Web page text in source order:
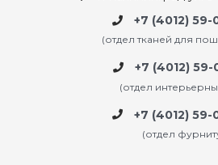
+7 (4012) 59-
(отдел тканей для
+7 (4012) 59-
(отдел
+7 (4012)
(отдел